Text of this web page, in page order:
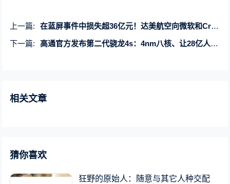
上一篇:
在蓝屏事件中损失超36亿元！达美航空向微软和CrowdStrike索赔
下一篇:
高通官方发布第二代骁龙4s：4nm八核、让28亿人用上千兆5G
相关文章
猜你喜欢
狂野的原始人：随意与其它人种交配